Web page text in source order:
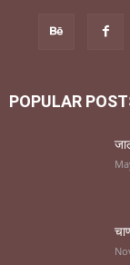
POPULAR